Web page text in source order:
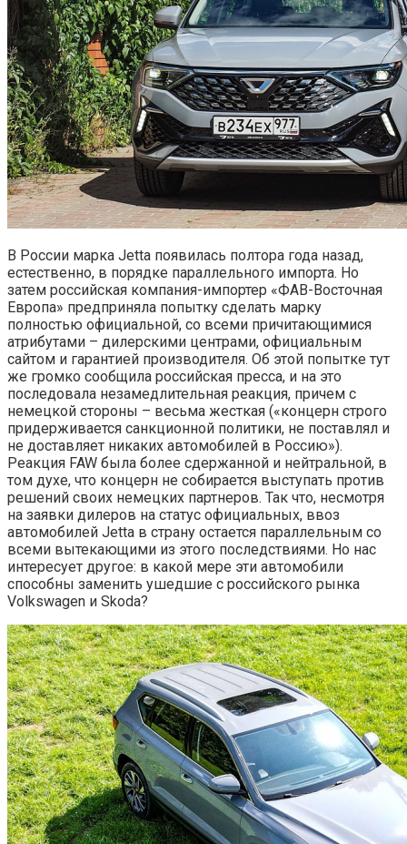
В России марка Jetta появилась полтора года назад,
естественно, в порядке параллельного импорта. Но
затем российская компания-импортер «ФАВ-Восточная
Европа» предприняла попытку сделать марку
полностью официальной, со всеми причитающимися
атрибутами – дилерскими центрами, официальным
сайтом и гарантией производителя. Об этой попытке тут
же громко сообщила российская пресса, и на это
последовала незамедлительная реакция, причем с
немецкой стороны – весьма жесткая («концерн строго
придерживается санкционной политики, не поставлял и
не доставляет никаких автомобилей в Россию»).
Реакция FAW была более сдержанной и нейтральной, в
том духе, что концерн не собирается выступать против
решений своих немецких партнеров. Так что, несмотря
на заявки дилеров на статус официальных, ввоз
автомобилей Jetta в страну остается параллельным со
всеми вытекающими из этого последствиями. Но нас
интересует другое: в какой мере эти автомобили
способны заменить ушедшие с российского рынка
Volkswagen и Skoda?